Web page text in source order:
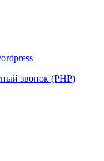
звонок (PHP)